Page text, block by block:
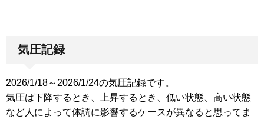
気圧記録
2026/1/18～2026/1/24の気圧記録です。
気圧は下降するとき、上昇するとき、低い状態、高い状態
など人によって体調に影響するケースが異なると思ってま